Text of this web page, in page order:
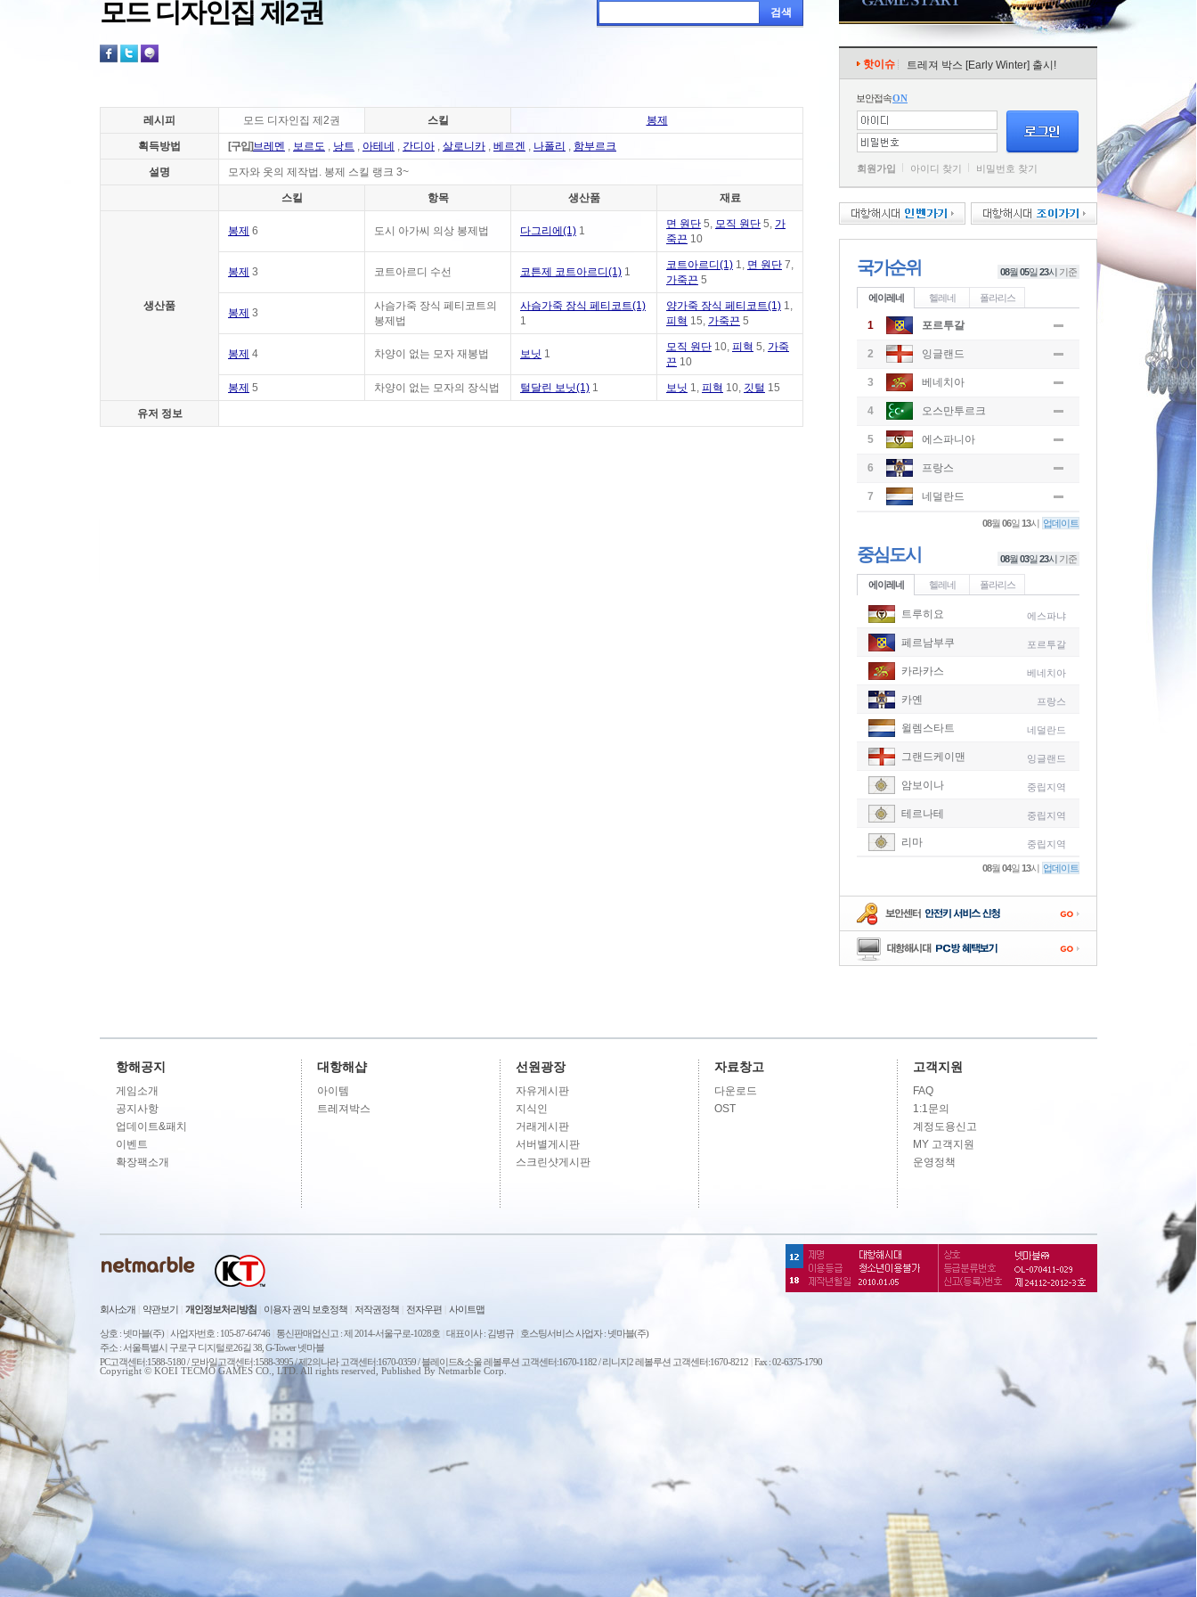
모드 디자인집 제2권 검색
레시피 모드 디자인집 제2권 스킬 봉제
획득방법 [구입]브레멘 , 보르도 , 낭트 , 아테네 , 간디아 , 살로니카 , 베르겐 , 나폴리 , 함부르크
설명 모자와 옷의 제작법. 봉제 스킬 랭크 3~
스킬 항목 생산품 재료
생산품
봉제 6 도시 아가씨 의상 봉제법 다그리에(1) 1
면 원단 5, 모직 원단 5, 가
죽끈 10
봉제 3 코트아르디 수선 코튼제 코트아르디(1) 1
코트아르디(1) 1, 면 원단 7,
가죽끈 5
봉제 3
사슴가죽 장식 페티코트의
봉제법
사슴가죽 장식 페티코트(1)
1
양가죽 장식 페티코트(1) 1,
피혁 15, 가죽끈 5
봉제 4 차양이 없는 모자 재봉법 보닛 1
모직 원단 10, 피혁 5, 가죽
끈 10
봉제 5 차양이 없는 모자의 장식법 털달린 보닛(1) 1 보닛 1, 피혁 10, 깃털 15
유저 정보
핫이슈 트레져 박스 [Early Winter] 출시!
보안접속ON
회원가입 아이디 찾기 비밀번호 찾기
국가순위 08월 05일 23시 기준
에이레네 헬레네 폴라리스
1 포르투갈
2 잉글랜드
3 베네치아
4 오스만투르크
5 에스파니아
6 프랑스
-
7 네덜란드
08월06일13시 업데이트
중심도시 08월 03일 23시 기준
에이레네 헬레네 폴라리스
트루히요 에스파냐
페르남부쿠 포르투갈
카라카스 베네치아
카옌 프랑스
윌렘스타트 네덜란드
그랜드케이맨 잉글랜드
암보이나 중립지역
테르나테 중립지역
리마 중립지역
08월04일13시 업데이트
항해공지
게임소개
공지사항
업데이트&패치
이벤트
확장팩소개
대항해샵
아이템
트레져박스
선원광장
자유게시판
지식인
거래게시판
서버별게시판
스크린샷게시판
자료창고
다운로드
OST
고객지원
FAQ
1:1문의
계정도용신고
MY 고객지원
운영정책
회사소개 약관보기 개인정보처리방침 이용자 권익 보호정책 저작권정책 전자우편 사이트맵
상호 : 넷마블(주) 사업자번호 : 105-87-64746 통신판매업신고 : 제 2014-서울구로-1028호 대표이사 : 김병규
호스팅서비스 사업자 : 넷마블(주)
주소 : 서울특별시 구로구 디지털로26길 38, G-Tower 넷마블
PC고객센터:1588-5180 / 모바일고객센터:1588-3995 / 제2의나라 고객센터:1670-0359 / 블레이드&소울 레볼루션 고객센터:1670-1182 / 리니지2 레볼루션 고객센터:1670-8212 Fax : 02-6375-1790
Copyright © KOEI TECMO GAMES CO., LTD. All rights reserved, Published By Netmarble Corp.